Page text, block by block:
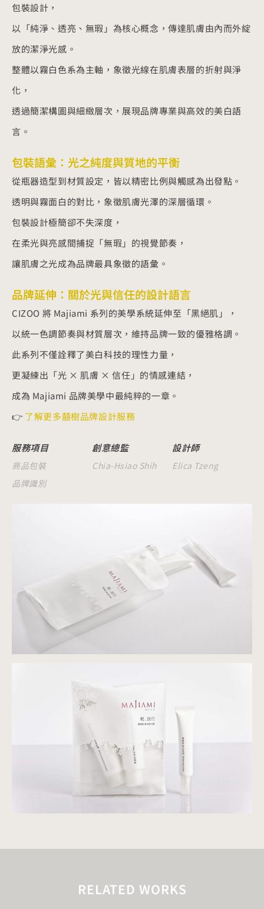
服務項目
商品包裝
品牌識別
創意總監
Chia-Hsiao Shih
設計師
Elica Tzeng
包裝設計，
以「純淨、透亮、無瑕」為核心概念，傳達肌膚由內而外綻
放的潔淨光感。
整體以霧白色系為主軸，象徵光線在肌膚表層的折射與淨
化，
透過簡潔構圖與細緻層次，展現品牌專業與高效的美白語
言。
包裝語彙：光之純度與質地的平衡
從瓶器造型到材質設定，皆以精密比例與觸感為出發點。
透明與霧面白的對比，象徵肌膚光澤的深層循環。
包裝設計極簡卻不失深度，
在柔光與亮感間捕捉「無瑕」的視覺節奏，
讓肌膚之光成為品牌最具象徵的語彙。
品牌延伸：關於光與信任的設計語言
CIZOO 將 Majiami 系列的美學系統延伸至「黑絕肌」，
以統一色調節奏與材質層次，維持品牌一致的優雅格調。
此系列不僅詮釋了美白科技的理性力量，
更凝練出「光 × 肌膚 × 信任」的情感連結，
成為 Majiami 品牌美學中最純粹的一章。
👉 了解更多囍樹品牌設計服務
RELATED WORKS